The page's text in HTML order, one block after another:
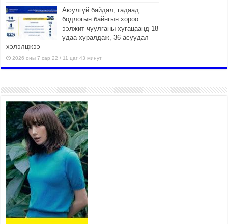
Аюулгүй байдал, гадаад
бодлогын байнгын хороо
ээлжит чуулганы хугацаанд 18
удаа хуралдаж, 36 асуудал
хэлэлцжээ
2026 оны 7 сар 22 / 11 цаг 43 минут
боломжтой-Хүүхэд хөгжүүлэх
төв” байгуулах төсөлд төр,
хувийн хэвшлийн түншлэлийн хүрээнд хамтран
ажиллахыг урьж байна
2026 оны 7 сар 22 / 9 цаг 28 минут
Б.Пүрэвдагва: “Урт цагаан”-ыг
залуучууд чөлөөт цагаа
өнгөрүүлдэг, жуулчид зорьж
ирдэг цэг болгоно
2026 оны 7 сар 21 / 16 цаг 47 минут
Тусгай замын автобус /BRT/ төслийн удирдах
хорооны ээлжит хуралдаан боллоо